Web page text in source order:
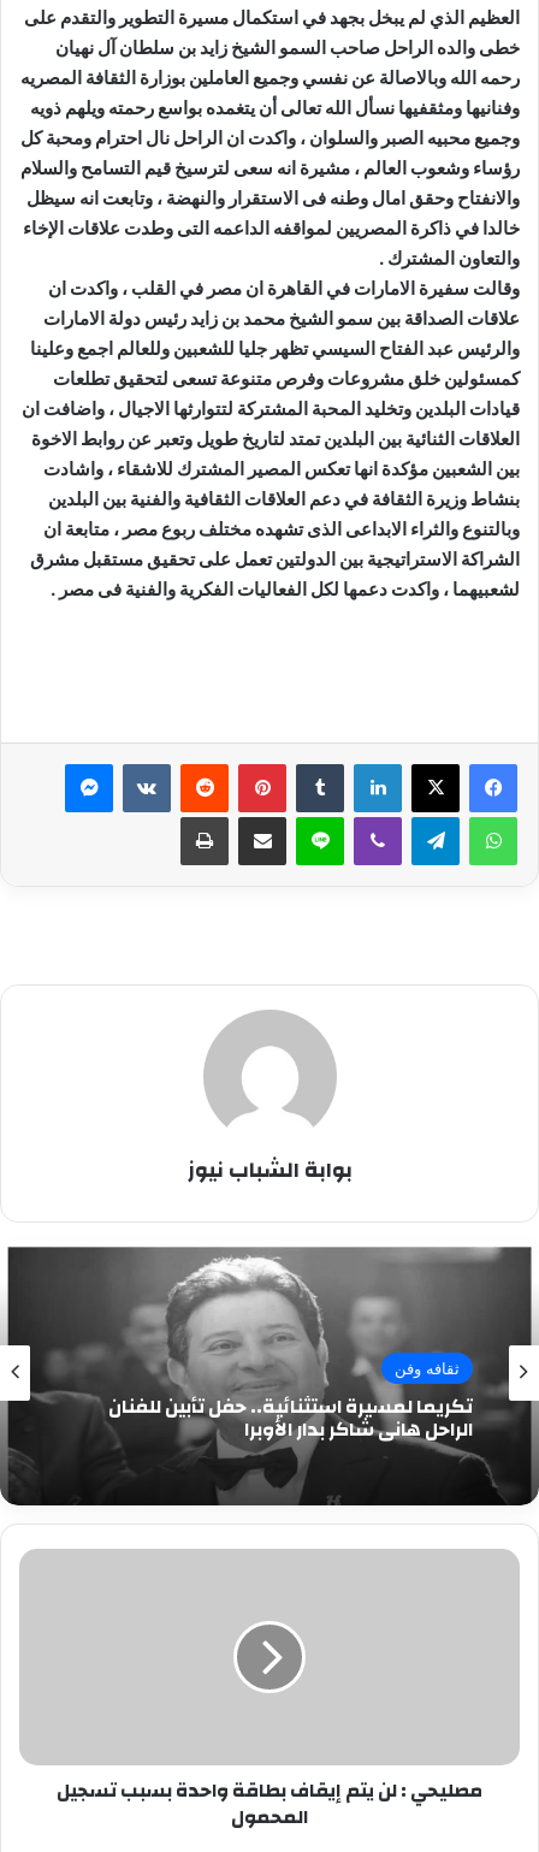
العظيم الذي لم يبخل بجهد في استكمال مسيرة التطوير والتقدم على
خطى والده الراحل صاحب السمو الشيخ زايد بن سلطان آل نهيان
رحمه الله وبالاصالة عن نفسي وجميع العاملين بوزارة الثقافة المصريه
وفنانيها ومثقفيها نسأل الله تعالى أن يتغمده بواسع رحمته ويلهم ذويه
وجميع محبيه الصبر والسلوان ، واكدت ان الراحل نال احترام ومحبة كل
رؤساء وشعوب العالم ، مشيرة انه سعى لترسيخ قيم التسامح والسلام
والانفتاح وحقق امال وطنه فى الاستقرار والنهضة ، وتابعت انه سيظل
خالدا في ذاكرة المصريين لمواقفه الداعمه التى وطدت علاقات الإخاء
والتعاون المشترك .
وقالت سفيرة الامارات في القاهرة ان مصر في القلب ، واكدت ان
علاقات الصداقة بين سمو الشيخ محمد بن زايد رئيس دولة الامارات
والرئيس عبد الفتاح السيسي تظهر جليا للشعبين وللعالم اجمع وعلينا
كمسئولين خلق مشروعات وفرص متنوعة تسعى لتحقيق تطلعات
قيادات البلدين وتخليد المحبة المشتركة لتتوارثها الاجيال ، واضافت ان
العلاقات الثنائية بين البلدين تمتد لتاريخ طويل وتعبر عن روابط الاخوة
بين الشعبين مؤكدة انها تعكس المصير المشترك للاشقاء ، واشادت
بنشاط وزيرة الثقافة في دعم العلاقات الثقافية والفنية بين البلدين
وبالتنوع والثراء الابداعى الذى تشهده مختلف ربوع مصر ، متابعة ان
الشراكة الاستراتيجية بين الدولتين تعمل على تحقيق مستقبل مشرق
لشعبيهما ، واكدت دعمها لكل الفعاليات الفكرية والفنية فى مصر .
لينكدإن بينتيريست ماسنجر
واتساب تيلقرام ڤايبر لاين مشاركة عبر البريد طباعة
بوابة الشباب نيوز
ثقافه وفن
تكريما لمسيرة استثنائية.. حفل تأبين للفنان
الراحل هاني شاكر بدار الأوبرا
مصليحي
تسجيل
المحمولمصليحي : لن يتم إيقاف بطاقة واحدة بسبب تسجيل
المحمول